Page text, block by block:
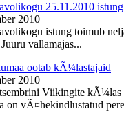
25.11.2010 istung
2010
istung toimub
vallamajas...
ootab kÃ¼lastajaid
2010
Viikingite
on vÃ¤hekindlustatud